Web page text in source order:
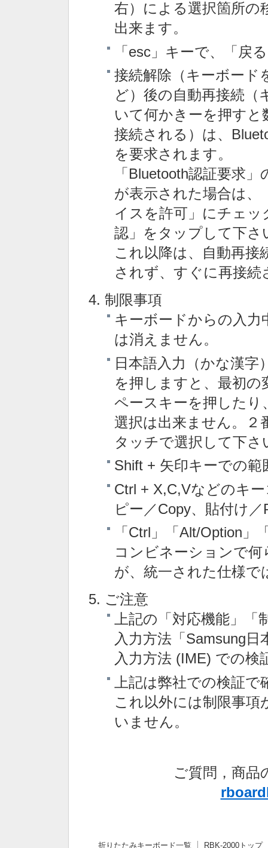
右）による選択箇所の
出来ます。
「esc」キーで、「戻
接続解除（キーボード
ど）後の自動再接続（
いて何かきーを押すと
接続される）は、
を要求されます。
「Bluetooth認証要求
が表示された場合は、
イスを許可」にチェッ
認」をタップして下さ
これ以降は、自動再接
されず、すぐに再接
制限事項
キーボードからの入
は消えません。
日本語入力（かな漢字
を押しますと、最初
ペースキーを押したり
選択は出来ません。２
タッチで選択して下さ
Shift + 矢印キーでの
Ctrl + X,C,Vなどのキ
ピー／Copy、貼付け
「Ctrl」「Alt/Option
コンビネーションで
が、統一された仕様で
ご注意
上記の「対応機能」
入力方法「Samsung
入力方法 (IME) での
上記は弊社での検証
これ以外には制限事
いません。
ご質問，商品
折りたたみキーボード一覧 RBK-2000トップ